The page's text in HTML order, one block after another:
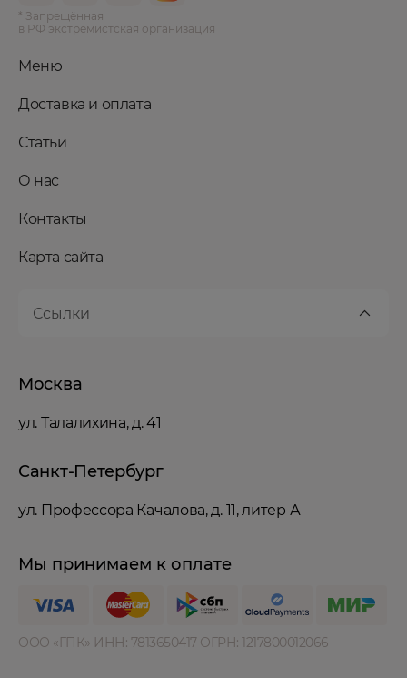
Москва
ул. Талалихина, д. 41
Санкт-Петербург
ул. Профессора Качалова, д. 11, литер А
Меню
Доставка и оплата
Статьи
О нас
Контакты
Карта сайта
Ссылки
* Запрещённая
в РФ экстремистская организация
Мы принимаем к оплате
ООО «ГПК» ИНН: ‍7813650417 ОГРН: ‍1217800012066